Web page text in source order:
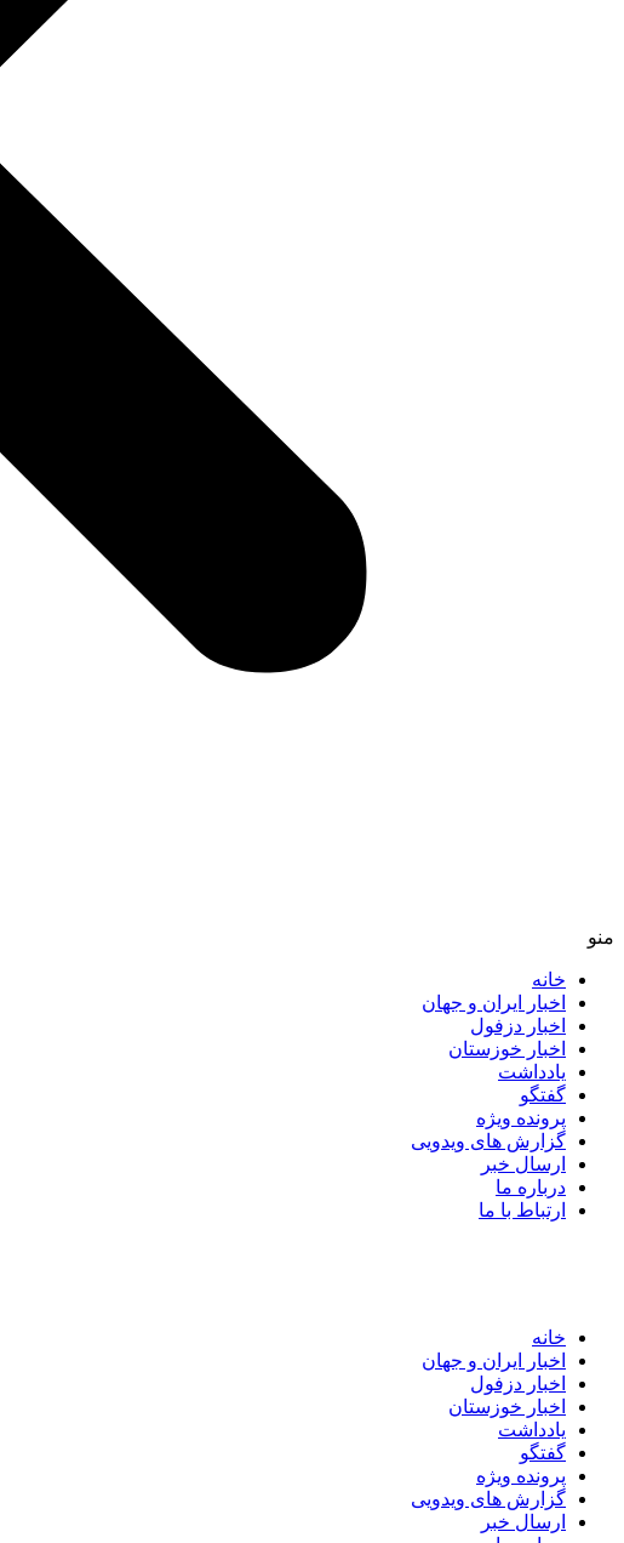
منو
خانه
اخبار ایران و جهان
اخبار دزفول
اخبار خوزستان
یادداشت
گفتگو
پرونده ویژه
گزارش های ویدویی
ارسال خبر
درباره ما
ارتباط با ما
خانه
اخبار ایران و جهان
اخبار دزفول
اخبار خوزستان
یادداشت
گفتگو
پرونده ویژه
گزارش های ویدویی
ارسال خبر